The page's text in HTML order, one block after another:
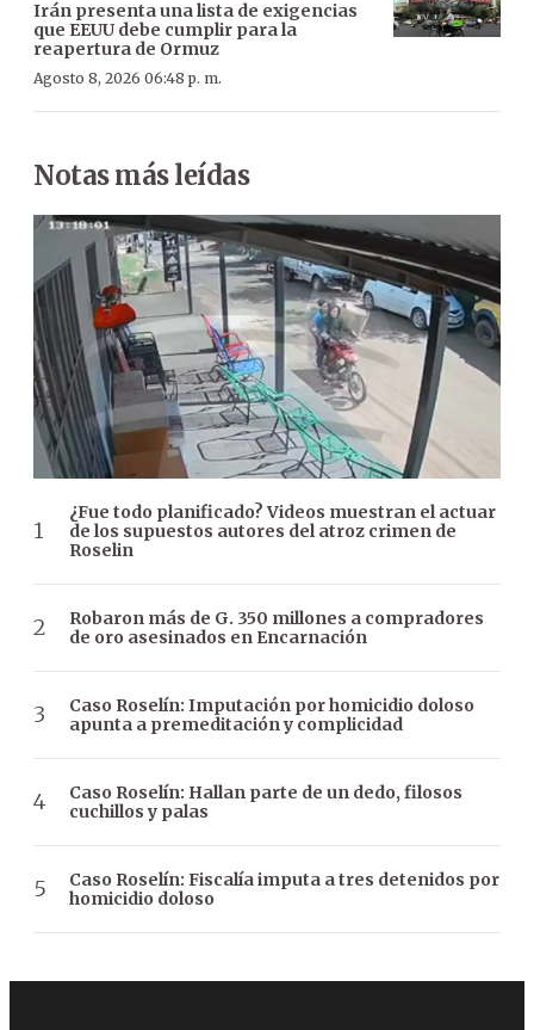
Irán presenta una lista de exigencias
que EEUU debe cumplir para la
reapertura de Ormuz
Agosto 8, 2026 06:48 p. m.
Notas más leídas
¿Fue todo planificado? Videos muestran el actuar
de los supuestos autores del atroz crimen de
Roselin
Robaron más de G. 350 millones a compradores
de oro asesinados en Encarnación
Caso Roselín: Imputación por homicidio doloso
apunta a premeditación y complicidad
Caso Roselín: Hallan parte de un dedo, filosos
cuchillos y palas
Caso Roselín: Fiscalía imputa a tres detenidos por
homicidio doloso